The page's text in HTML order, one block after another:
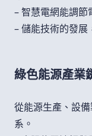
– 智慧電網能調節
– 儲能技術的發展
綠色能源產業
從能源生產、設
系。